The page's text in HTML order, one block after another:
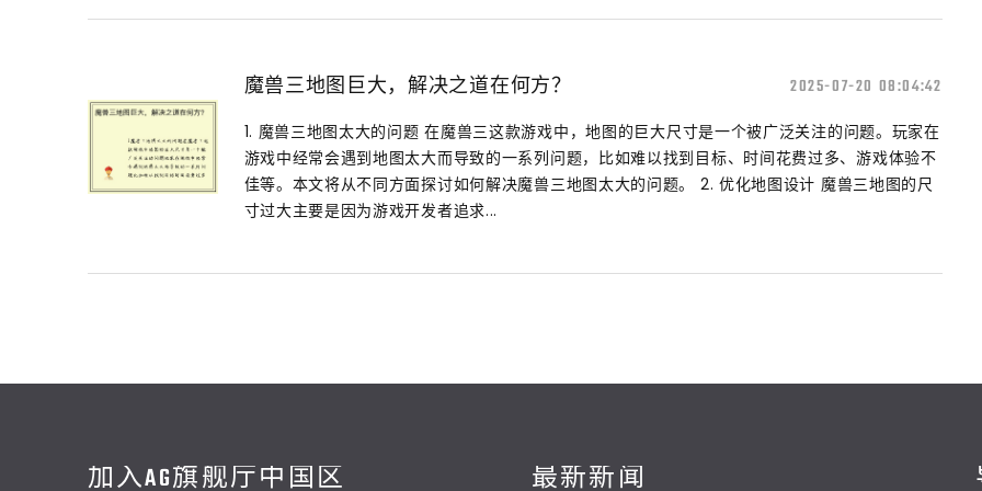
魔兽三地图巨大，解决之道在何方？ 2025-07-20 08:04:42
1. 魔兽三地图太大的问题 在魔兽三这款游戏中，地图的巨大尺寸是一个被广泛关注的问题。玩家在
游戏中经常会遇到地图太大而导致的一系列问题，比如难以找到目标、时间花费过多、游戏体验不
佳等。本文将从不同方面探讨如何解决魔兽三地图太大的问题。 2. 优化地图设计 魔兽三地图的尺
寸过大主要是因为游戏开发者追求...
加入AG旗舰厅中国区 最新新闻